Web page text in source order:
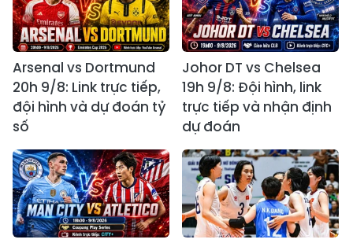
Arsenal vs Dortmund
20h 9/8: Link trực tiếp,
đội hình và dự đoán tỷ
số
Johor DT vs Chelsea
19h 9/8: Đội hình, link
trực tiếp và nhận định
dự đoán